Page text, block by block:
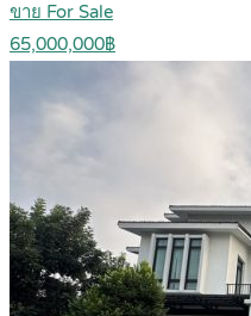
ขาย For Sale
65,000,000฿